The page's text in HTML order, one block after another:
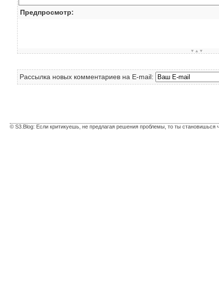
Предпросмотр:
▼▲▼
Рассылка новых комментариев на E-mail:
© S3.Blog: Если критикуешь, не предлагая решения проблемы, то ты становишься